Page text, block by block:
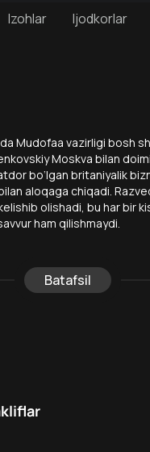
Izohlar Ijodkorlar
Mudofaa vazirligi bosh
Moskva bilan
bo‘lgan britaniyalik
aloqaga chiqadi.
olishadi, bu har bir
ham qilishmaydi.
Batafsil
6.6